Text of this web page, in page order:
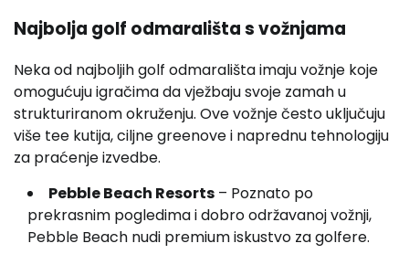
Najbolja golf odmarališta s vožnjama
Neka od najboljih golf odmarališta imaju vožnje koje
omogućuju igračima da vježbaju svoje zamah u
strukturiranom okruženju. Ove vožnje često uključuju
više tee kutija, ciljne greenove i naprednu tehnologiju
za praćenje izvedbe.
Pebble Beach Resorts – Poznato po
prekrasnim pogledima i dobro održavanoj vožnji,
Pebble Beach nudi premium iskustvo za golfere.